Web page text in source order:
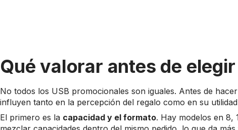
Qué valorar antes de
No todos los USB promocionales son iguales. Antes de
influyen tanto en la percepción del regalo como en su
El primero es la capacidad y el formato. Hay modelos en 8,